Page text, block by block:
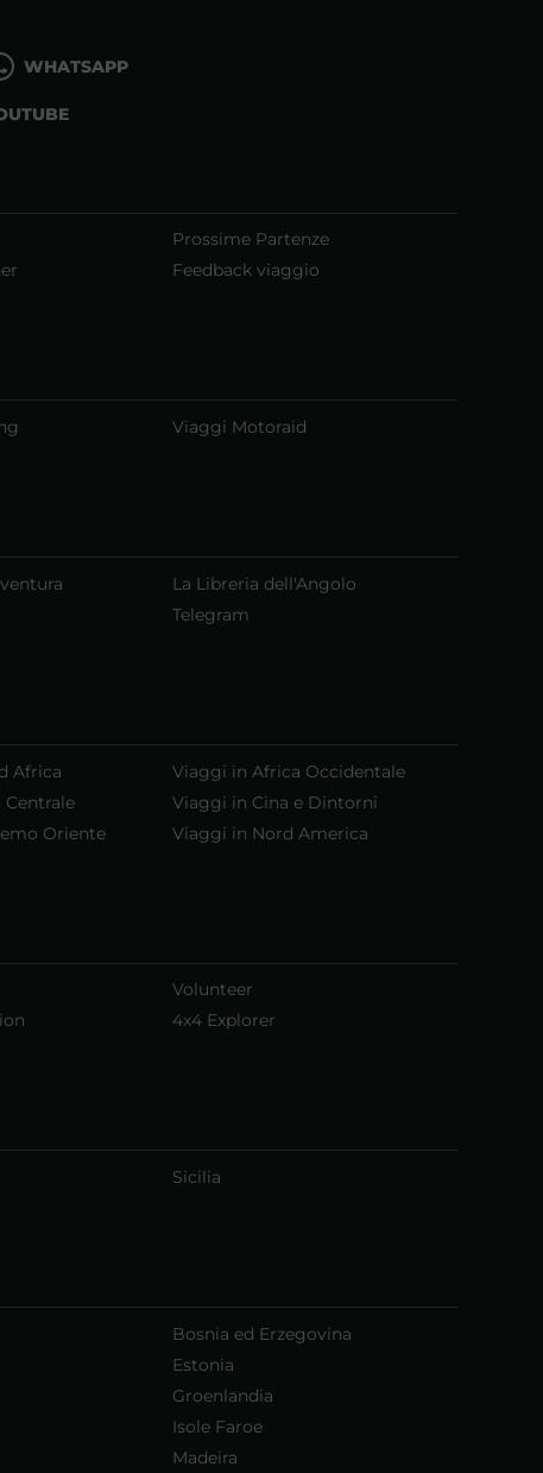
WHATSAPP
Prossime Partenze
Feedback viaggio
Viaggi Motoraid
La Libreria dell'Angolo
Telegram
Africa
Viaggi in Africa Occidentale
Viaggi in Cina e Dintorni
Oriente
Viaggi in Nord America
Volunteer
4x4 Explorer
Sicilia
Bosnia ed Erzegovina
Estonia
Groenlandia
Isole Faroe
Madeira